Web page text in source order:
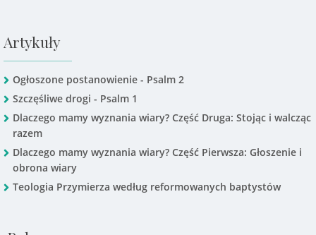
Artykuły
Ogłoszone postanowienie - Psalm 2
Szczęśliwe drogi - Psalm 1
Dlaczego mamy wyznania wiary? Część Druga: Stojąc i walcząc
razem
Dlaczego mamy wyznania wiary? Część Pierwsza: Głoszenie i
obrona wiary
Teologia Przymierza według reformowanych baptystów